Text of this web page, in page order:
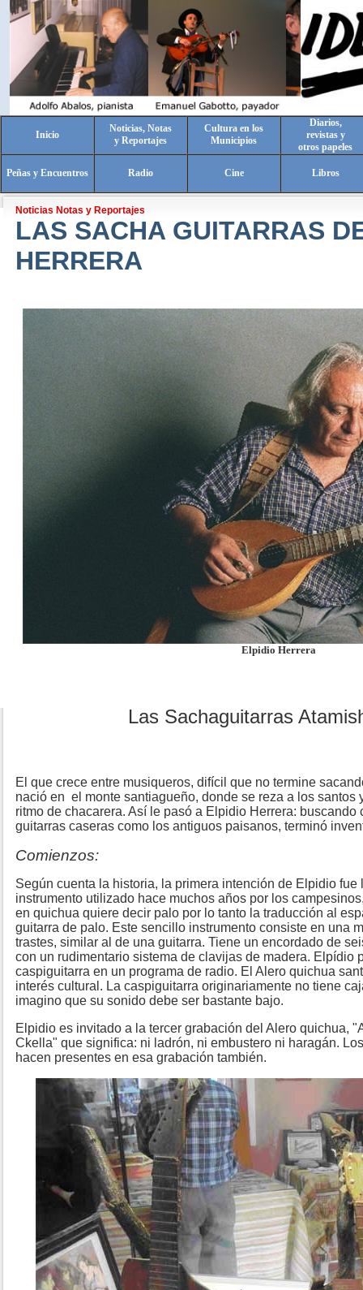
Inicio
Noticias, Notas
y Reportajes
Cultura en los
Municipios
Diarios,
revistas y
otros papeles
Peñas y Encuentros Radio Cine Libros
Noticias Notas y Reportajes
LAS SACHA GUITARRAS
HERRERA
Elpidio Herrera
Las Sachaguitarras
El que crece entre musiqueros, difícil que no termine
nació en el monte santiagueño, donde se reza a los santos
ritmo de chacarera. Así le pasó a Elpidio Herrera: buscando
guitarras caseras como los antiguos paisanos, terminó
Comienzos:
Según cuenta la historia, la primera intención de Elpidio fue
instrumento utilizado hace muchos años por los
en quichua quiere decir palo por lo tanto la traducción al
guitarra de palo. Este sencillo instrumento consiste en una
trastes, similar al de una guitarra. Tiene un encordado de
con un rudimentario sistema de clavijas de madera. Elpídio
caspiguitarra en un programa de radio. El Alero quichua
interés cultural. La caspiguitarra originariamente no tiene
imagino que su sonido debe ser bastante bajo.
Elpidio es invitado a la tercer grabación del Alero quichua,
Ckella" que significa: ni ladrón, ni embustero ni haragán.
hacen presentes en esa grabación también.